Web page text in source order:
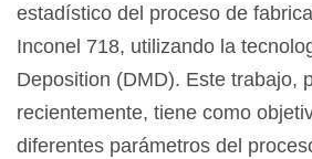
estadístico del proceso de
Inconel 718, utilizando la
Deposition (DMD). Este trabajo,
recientemente, tiene como
diferentes parámetros del